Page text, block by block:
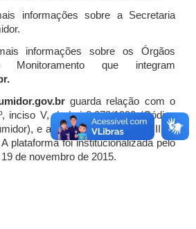
informações sobre a Secretaria
informações sobre os Órgãos
que integram
guarda relação com o
inciso V, da Lei 8.078/1990 (Código
e artigo 7º, incisos I, II e III do
plataforma foi institucionalizada pelo
de novembro de 2015.